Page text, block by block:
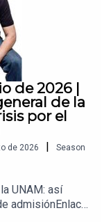
de 2026 |
de la
por el
de 2026 |
Season
UNAM: así
admisiónEnlace